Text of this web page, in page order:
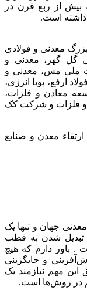
از ربع قرن در
است.
معدنی و فولادی
گل گهر، معدنی و
ملی مس، معدنی و
ارفع، پویا انرژی،
معادن و فلزات،
و فلزات و شرکت کک
معدن و صنایع
جهان و تنها یک
تبدیل شدن به قطب
. باور دارم که هیچ
و جایگزینی
این مهم نیازمند یک
در روش‌ها است.